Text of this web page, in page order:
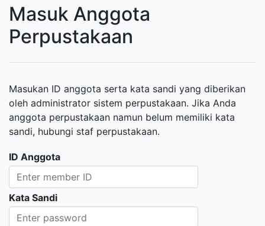
Masuk Anggota
Perpustakaan
Masukan ID anggota serta kata sandi yang diberikan
oleh administrator sistem perpustakaan. Jika Anda
anggota perpustakaan namun belum memiliki kata
sandi, hubungi staf perpustakaan.
ID Anggota
Kata Sandi